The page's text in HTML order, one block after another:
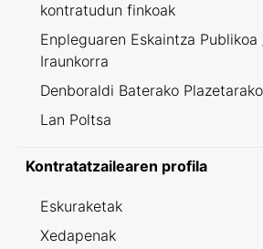
kontratudun finkoak
Enpleguaren Eskaintza
Iraunkorra
Denboraldi Baterako
Lan Poltsa
Kontratatzailearen profila
Eskuraketak
Xedapenak